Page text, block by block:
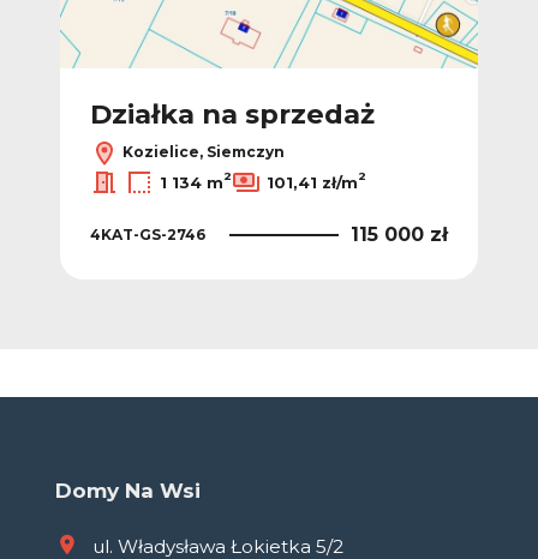
Działka na sprzedaż
Kozielice, Siemczyn
1 134 m2 101,41 zł/m2
4KAT-GS-2746 115 000 zł
Domy Na Wsi
ul. Władysława Łokietka 5/2